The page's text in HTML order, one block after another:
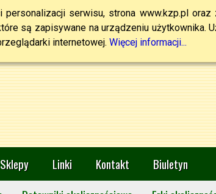
serwisu, strona www.kzp.pl
są zapisywane na urządzeniu użytkownika.
internetowej. Więcej informacji...
Sklepy Linki Kontakt
Biuletyn